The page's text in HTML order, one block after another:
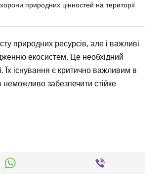
природних цінностей на території
природних ресурсів, але і важливі
екосистем. Це необхідний
Їх існування є критично важливим в
неможливо забезпечити стійке